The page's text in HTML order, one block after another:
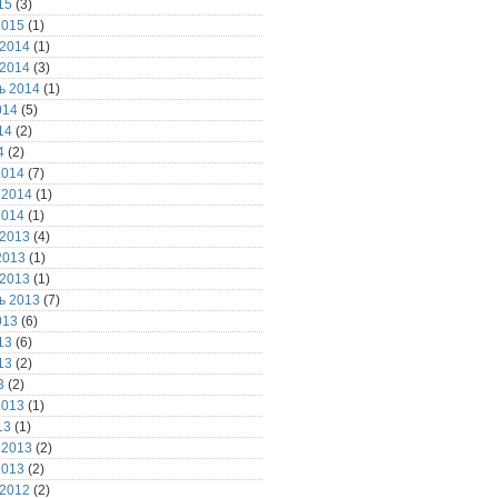
(3)
(1)
(1)
(3)
2014 (1)
(5)
(2)
(2)
(7)
(1)
(1)
(4)
(1)
(1)
2013 (7)
(6)
(6)
(2)
(2)
(1)
(1)
(2)
(2)
(2)